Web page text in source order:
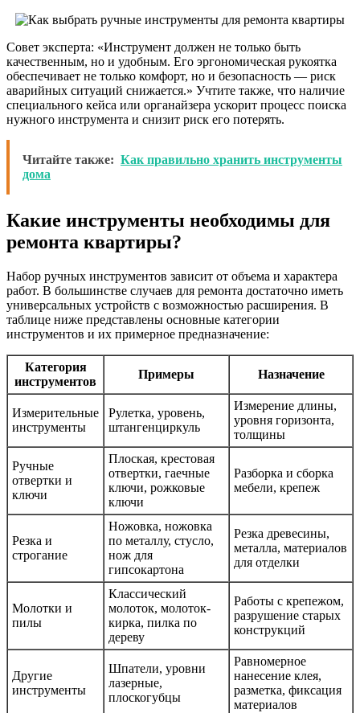
Совет эксперта: «Инструмент должен не только быть
качественным, но и удобным. Его эргономическая рукоятка
обеспечивает не только комфорт, но и безопасность — риск
аварийных ситуаций снижается.» Учтите также, что наличие
специального кейса или органайзера ускорит процесс поиска
нужного инструмента и снизит риск его потерять.
Читайте также: Как правильно хранить инструменты
дома
Какие инструменты необходимы для
ремонта квартиры?
Набор ручных инструментов зависит от объема и характера
работ. В большинстве случаев для ремонта достаточно иметь
универсальных устройств с возможностью расширения. В
таблице ниже представлены основные категории
инструментов и их примерное предназначение:
Категория
инструментов
Примеры Назначение
Измерительные
инструменты
Рулетка, уровень,
штангенциркуль
Измерение длины,
уровня горизонта,
толщины
Ручные
отвертки и
ключи
Плоская, крестовая
отвертки, гаечные
ключи, рожковые
ключи
Разборка и сборка
мебели, крепеж
Резка и
строгание
Ножовка, ножовка
по металлу, стусло,
нож для
гипсокартона
Резка древесины,
металла, материалов
для отделки
Молотки и
пилы
Классический
молоток, молоток-
кирка, пилка по
дереву
Работы с крепежом,
разрушение старых
конструкций
Другие
инструменты
Шпатели, уровни
лазерные,
плоскогубцы
Равномерное
нанесение клея,
разметка, фиксация
материалов